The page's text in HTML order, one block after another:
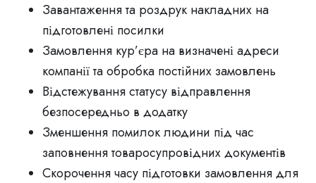
Завантаження та роздрук накладних на
підготовлені посилки
Замовлення кур’єра на визначені адреси
компанії та обробка постійних замовлень
Відстежування статусу відправлення
безпосередньо в додатку
Зменшення помилок людини під час
заповнення товаросупровідних документів
Скорочення часу підготовки замовлення для